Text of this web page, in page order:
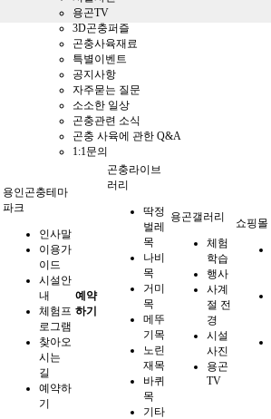
용곤TV
3D곤충퍼즐
곤충사육재료
특별이벤트
공지사항
자주묻는 질문
소소한 일상
곤충관련 소식
곤충 사육에 관한 Q&A
1:1문의
용인곤충테마
파크
인사말
이용가
이드
시설안
내
체험프
로그램
찾아오
시는
길
예약하
기
예약
하기
곤충라이브
러리
딱정
벌레
목
나비
목
거미
목
메뚜
기목
노린
재목
바퀴
목
기타
용곤갤러리
체험
학습
행사
사계
절 전
경
시설
사진
용곤
TV
쇼핑몰